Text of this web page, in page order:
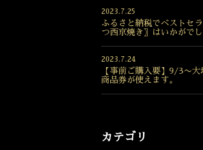
2023.7.25
ふるさと納税でベストセ
つ西京焼き〗はいかがでし
2023.7.24
【事前ご購入要】9/3〜
商品券が使えます。
カテゴリ